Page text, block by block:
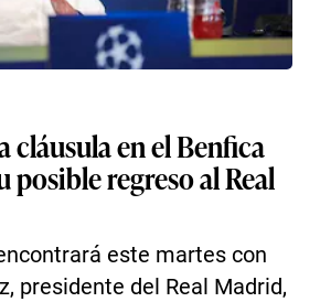
cláusula en el Benfica
posible regreso al Real
este martes con
presidente del Real Madrid,